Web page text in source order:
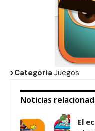
>Categoria Juegos
Noticias
El